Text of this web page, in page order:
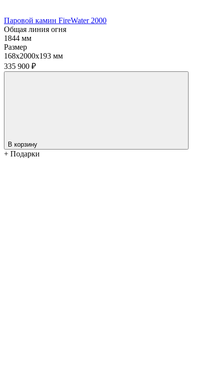
Паровой камин FireWater 2000
Общая линия огня
1844 мм
Размер
168х2000х193 мм
335 900 ₽
В корзину
+ Подарки